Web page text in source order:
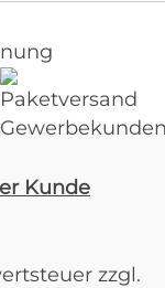
Kunde
zzgl.